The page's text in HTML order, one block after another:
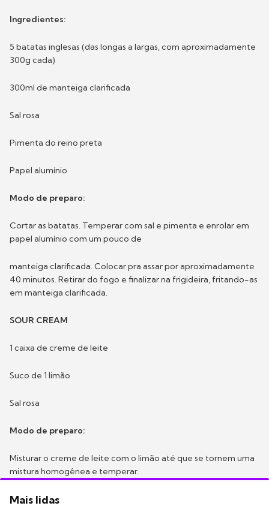
Ingredientes:
5 batatas inglesas (das longas a largas, com aproximadamente
300g cada)
300ml de manteiga clarificada
Sal rosa
Pimenta do reino preta
Papel alumínio
Modo de preparo:
Cortar as batatas. Temperar com sal e pimenta e enrolar em
papel alumínio com um pouco de
manteiga clarificada. Colocar pra assar por aproximadamente
40 minutos. Retirar do fogo e finalizarna frigideira, fritando-as
em manteiga clarificada.
SOUR CREAM
1 caixa de creme de leite
Suco de 1 limão
Sal rosa
Modo de preparo:
Misturar o creme de leite com o limão até que se tornem uma
mistura homogênea e temperar.
Mais lidas